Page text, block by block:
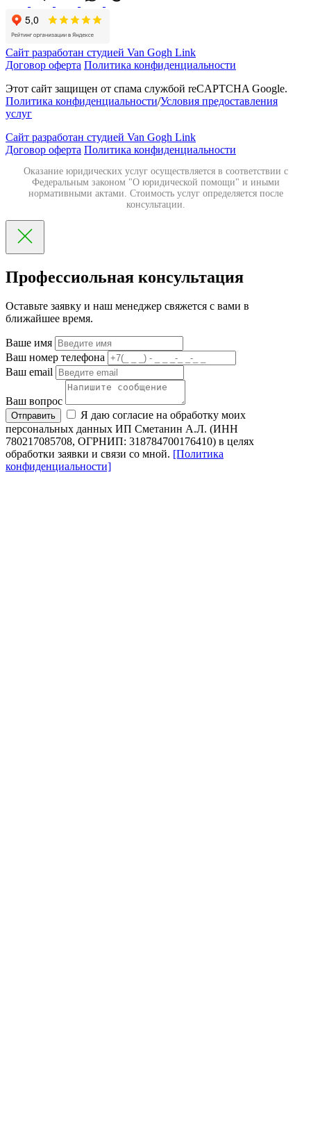
Сайт разработан студией Van Gogh Link
Договор оферта Политика конфиденциальности
Этот сайт защищен от спама службой reCAPTCHA Google.
Политика конфиденциальности/Условия предоставления
услуг
Сайт разработан студией Van Gogh Link
Договор оферта Политика конфиденциальности
Оказание юридических услуг осуществляется в соответствии с
Федеральным законом "О юридической помощи" и иными
нормативными актами. Стоимость услуг определяется после
консультации.
Профессиольная консультация
Оставьте заявку и наш менеджер свяжется с вами в
ближайшее время.
Ваше имя
Ваш номер телефона
Ваш email
Ваш вопрос
Отправить
Я даю согласие на обработку моих
персональных данных ИП Сметанин А.Л. (ИНН
780217085708, ОГРНИП: 318784700176410) в целях
обработки заявки и связи со мной. [Политика
конфиденциальности]